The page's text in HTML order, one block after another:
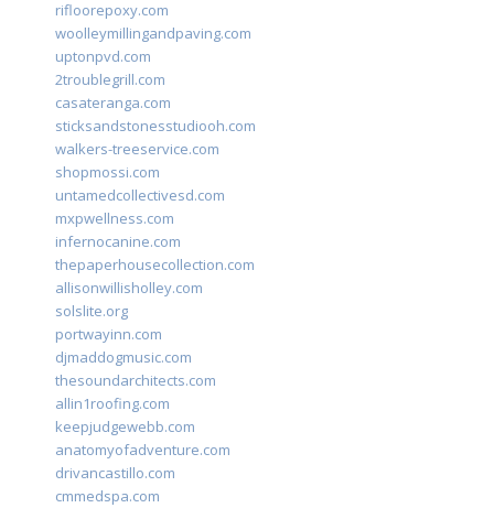
rifloorepoxy.com
woolleymillingandpaving.com
uptonpvd.com
2troublegrill.com
casateranga.com
sticksandstonesstudiooh.com
walkers-treeservice.com
shopmossi.com
untamedcollectivesd.com
mxpwellness.com
infernocanine.com
thepaperhousecollection.com
allisonwillisholley.com
solslite.org
portwayinn.com
djmaddogmusic.com
thesoundarchitects.com
allin1roofing.com
keepjudgewebb.com
anatomyofadventure.com
drivancastillo.com
cmmedspa.com